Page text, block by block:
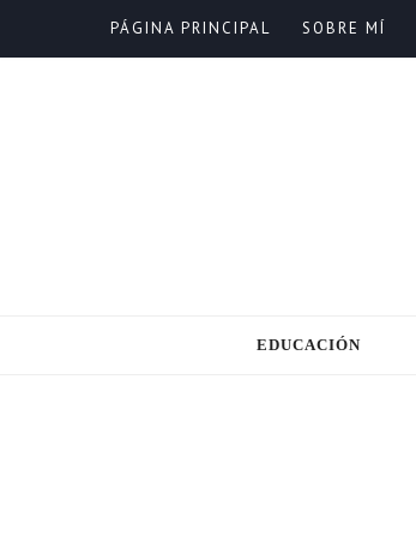
PÁGINA PRINCIPAL SOBRE MÍ
EDUCACIÓN